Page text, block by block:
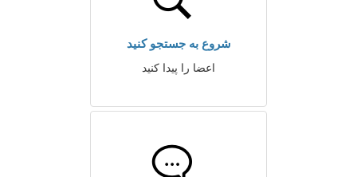
شروع به جستجو کنید
اعضا را پیدا کنید